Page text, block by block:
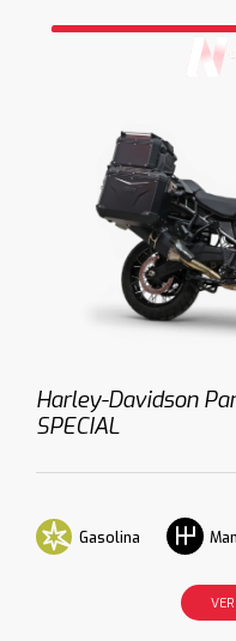
Harley-Davidson
SPECIAL
Gasolina